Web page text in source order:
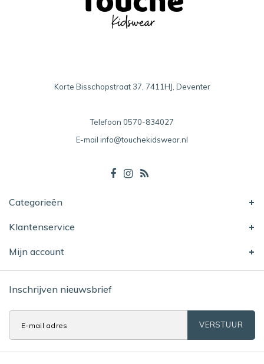
Korte Bisschopstraat 37, 7411HJ, Deventer
Telefoon 0570-834027
E-mail info@touchekidswear.nl
Categorieën
Klantenservice
Mijn account
Inschrijven nieuwsbrief
VERSTUUR